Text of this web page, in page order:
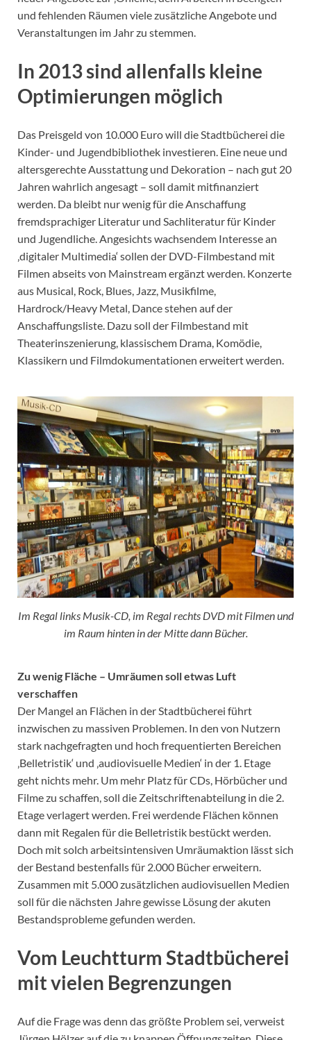
und fehlenden Räumen viele zusätzliche Angebote und
Veranstaltungen im Jahr zu stemmen.
In 2013 sind allenfalls kleine
Optimierungen möglich
Das Preisgeld von 10.000 Euro will die Stadtbücherei die
Kinder- und Jugendbibliothek investieren. Eine neue und
altersgerechte Ausstattung und Dekoration – nach gut 20
Jahren wahrlich angesagt – soll damit mitfinanziert
werden. Da bleibt nur wenig für die Anschaffung
fremdsprachiger Literatur und Sachliteratur für Kinder
und Jugendliche. Angesichts wachsendem Interesse an
‚digitaler Multimedia‘ sollen der DVD-Filmbestand mit
Filmen abseits von Mainstream ergänzt werden. Konzerte
aus Musical, Rock, Blues, Jazz, Musikfilme,
Hardrock/Heavy Metal, Dance stehen auf der
Anschaffungsliste. Dazu soll der Filmbestand mit
Theaterinszenierung, klassischem Drama, Komödie,
Klassikern und Filmdokumentationen erweitert werden.
Im Regal links Musik-CD, im Regal rechts DVD mit Filmen und
im Raum hinten in der Mitte dann Bücher.
Zu wenig Fläche – Umräumen soll etwas Luft
verschaffen
Der Mangel an Flächen in der Stadtbücherei führt
inzwischen zu massiven Problemen. In den von Nutzern
stark nachgefragten und hoch frequentierten Bereichen
‚Belletristik‘ und ‚audiovisuelle Medien‘ in der 1. Etage
geht nichts mehr. Um mehr Platz für CDs, Hörbücher und
Filme zu schaffen, soll die Zeitschriftenabteilung in die 2.
Etage verlagert werden. Frei werdende Flächen können
dann mit Regalen für die Belletristik bestückt werden.
Doch mit solch arbeitsintensiven Umräumaktion lässt sich
der Bestand bestenfalls für 2.000 Bücher erweitern.
Zusammen mit 5.000 zusätzlichen audiovisuellen Medien
soll für die nächsten Jahre gewisse Lösung der akuten
Bestandsprobleme gefunden werden.
Vom Leuchtturm Stadtbücherei
mit vielen Begrenzungen
Auf die Frage was denn das größte Problem sei, verweist